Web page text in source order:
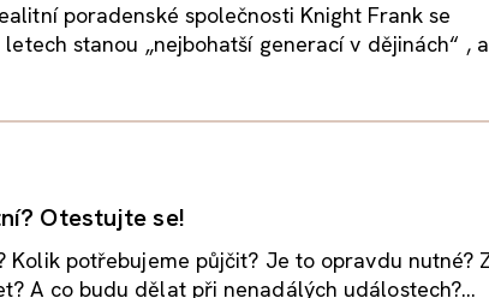
poradenské společnosti Knight Frank se
stanou „nejbohatší generací v dějinách“ ,
Otestujte se!
Kolik potřebujeme půjčit? Je to opravdu nutné?
A co budu dělat při nenadálých událostech?...